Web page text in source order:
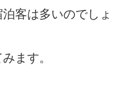
客は多いのでしょ
ます。